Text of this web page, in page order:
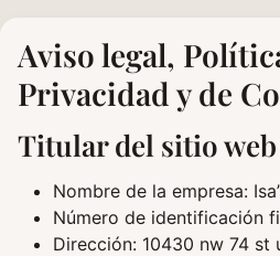
contenido
Aviso legal,
Privacidad y de
Titular del sitio web
Nombre de la empresa:
Número de identificación
Dirección: 10430 nw 74 st